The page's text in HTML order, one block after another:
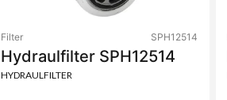
Filter SPH12514
Hydraulfilter SPH12514
HYDRAULFILTER